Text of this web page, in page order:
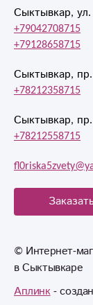
Сыктывкар,
+79042708715
+79128658715
Сыктывкар,
+78212358715
Сыктывкар,
+78212558715
© Интернет-
в Сыктывкаре
Аплинк-